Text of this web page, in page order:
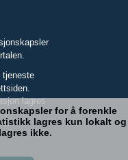
tjeneste
lagres
for å forenkle
lagres kun lokalt og
ikke.